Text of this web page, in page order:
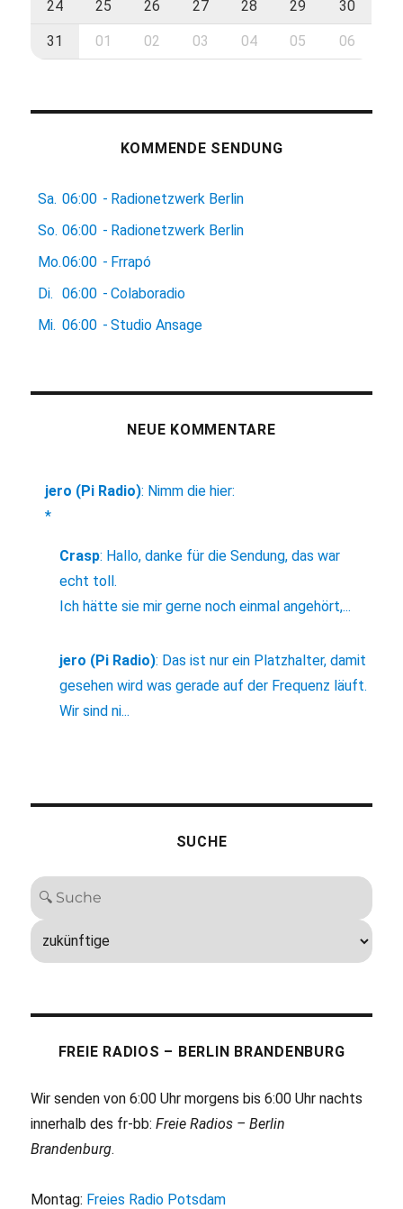
24 25 26 27 28 29 30
31 01 02 03 04 05 06
KOMMENDE SENDUNG
Sa. 06:00 - Radionetzwerk Berlin
So. 06:00 - Radionetzwerk Berlin
Mo.06:00 - Frrapó
Di.
06:00 - Colaboradio
Mi. 06:00 - Studio Ansage
NEUE KOMMENTARE
jero (Pi Radio): Nimm die hier:
*
Crasp: Hallo, danke für die Sendung, das war
echt toll.
Ich hätte sie mir gerne noch einmal angehört,...
jero (Pi Radio): Das ist nur ein Platzhalter, damit
gesehen wird was gerade auf der Frequenz läuft.
Wir sind ni...
SUCHE
FREIE RADIOS – BERLIN BRANDENBURG
Wir senden von 6:00 Uhr morgens bis 6:00 Uhr nachts
innerhalb des fr-bb:Freie Radios – Berlin
Brandenburg.
Montag: Freies Radio Potsdam